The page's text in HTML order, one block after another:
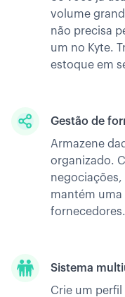
volume
não precisa
um no Kyte.
estoque em
Gestão de
Armazene
organizado.
negociações,
mantém uma
fornecedores.
Sistema
Crie um perfil